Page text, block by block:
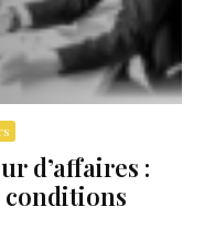
d’affaires :